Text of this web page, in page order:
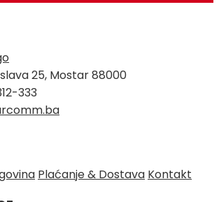
25, Mostar 88000
333
Plaćanje & Dostava Kontakt